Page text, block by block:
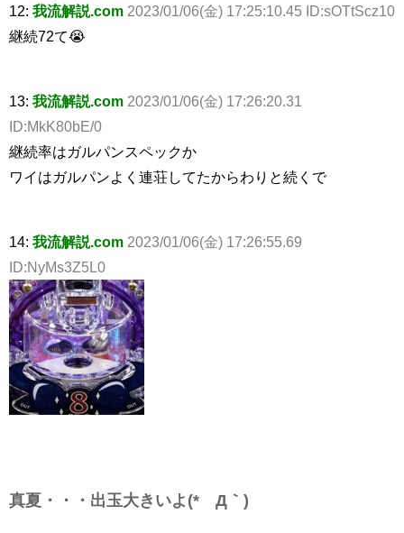
12: 我流解説.com 2023/01/06(金) 17:25:10.45 ID:sOTtScz10
継続72て😭
13: 我流解説.com 2023/01/06(金) 17:26:20.31
ID:MkK80bE/0
継続率はガルパンスペックか
ワイはガルパンよく連荘してたからわりと続くで
14: 我流解説.com 2023/01/06(金) 17:26:55.69
ID:NyMs3Z5L0
真夏・・・出玉大きいよ(*´Д｀)